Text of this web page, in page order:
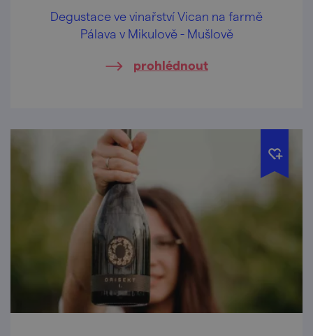
Degustace ve vinařství Vican na farmě
Pálava v Mikulově - Mušlově
prohlédnout